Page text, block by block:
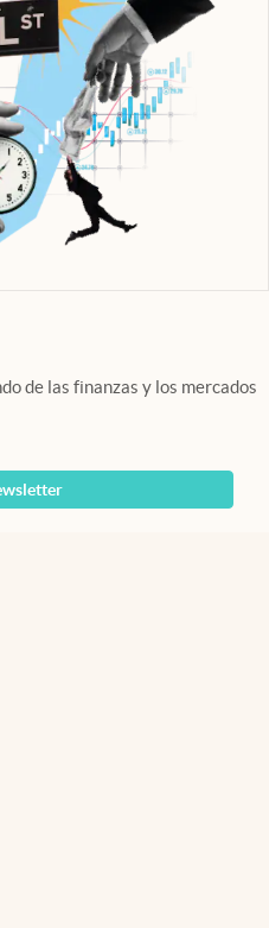
de las finanzas y los mercados